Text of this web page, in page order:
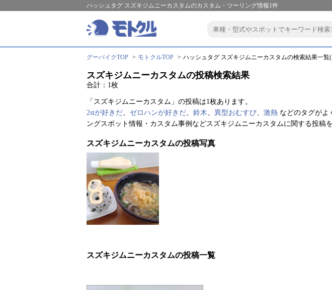
ハッシュタグ スズキジムニーカスタムのカスタム・ツーリング情報1件
グーバイクTOP モトクルTOP ハッシュタグ スズキジムニーカスタムの検索結果一覧
スズキジムニーカスタムの投稿検索結果
合計：1枚
「スズキジムニーカスタム」の投稿は1枚あります。
2stが好きだ、 ゼロハンが好きだ、 鈴木、 異型おむすび、 激熱 などのタグがよ
ングスポット情報・カスタム事例などスズキジムニーカスタムに関する投稿
スズキジムニーカスタムの投稿写真
スズキジムニーカスタムの投稿一覧